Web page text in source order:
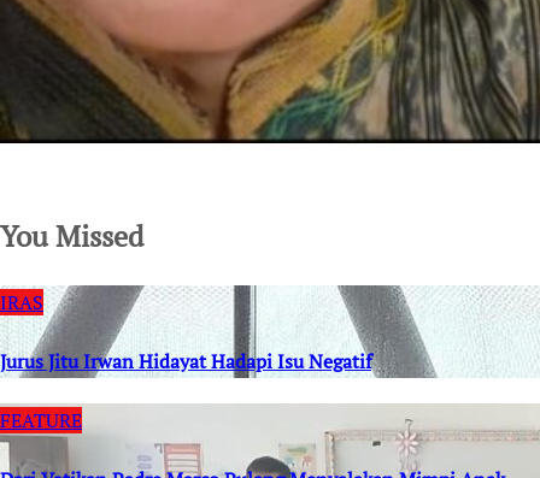
You Missed
IRAS
Jurus Jitu Irwan Hidayat Hadapi Isu Negatif
FEATURE